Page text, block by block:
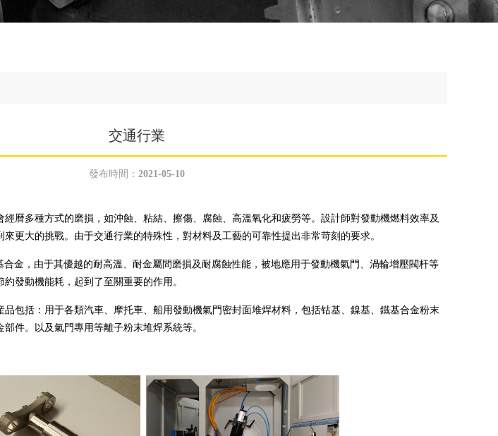
交通行業
發布時間： 2021-05-10
多種方式的磨損，如沖蝕、粘結、擦傷、腐蝕、高溫氧化和疲勞等。設計師對發動機燃料效率及
更大的挑戰。由于交通行業的特殊性，對材料及工藝的可靠性提出非常苛刻的要求。
金，由于其優越的耐高溫、耐金屬間磨損及耐腐蝕性能，被地應用于發動機氣門、渦輪增壓閥杆等
發動機能耗，起到了至關重要的作用。
括：用于各類汽車、摩托車、船用發動機氣門密封面堆焊材料，包括钴基、鎳基、鐵基合金粉末
件。以及氣門專用等離子粉末堆焊系統等。